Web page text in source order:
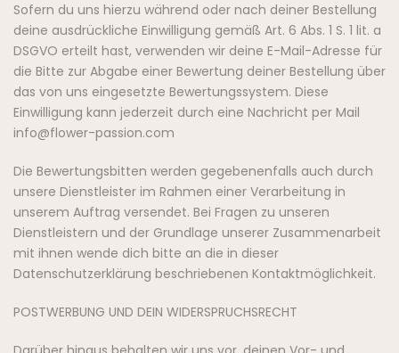
Sofern du uns hierzu während oder nach deiner Bestellung
deine ausdrückliche Einwilligung gemäß Art. 6 Abs. 1 S. 1 lit. a
DSGVO erteilt hast, verwenden wir deine E-Mail-Adresse für
die Bitte zur Abgabe einer Bewertung deiner Bestellung über
das von uns eingesetzte Bewertungssystem. Diese
Einwilligung kann jederzeit durch eine Nachricht per Mail
info@flower-passion.com
Die Bewertungsbitten werden gegebenenfalls auch durch
unsere Dienstleister im Rahmen einer Verarbeitung in
unserem Auftrag versendet. Bei Fragen zu unseren
Dienstleistern und der Grundlage unserer Zusammenarbeit
mit ihnen wende dich bitte an die in dieser
Datenschutzerklärung beschriebenen Kontaktmöglichkeit.
POSTWERBUNG UND DEIN WIDERSPRUCHSRECHT